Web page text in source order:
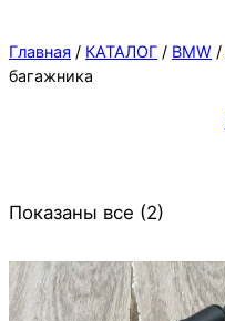
Главная / КАТАЛОГ / BMW /
багажника
Показаны все (2)